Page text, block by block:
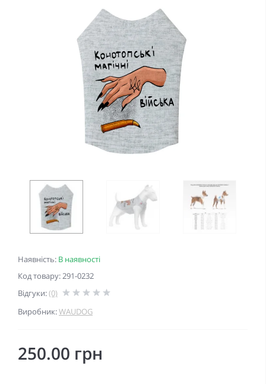
Наявність: В наявності
Код товару: 291-0232
Відгуки:(0)
Виробник:WAUDOG
250.00 грн